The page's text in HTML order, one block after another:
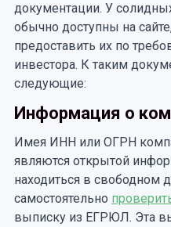
документации. У
обычно доступны на
предоставить их по
инвестора. К таким
следующие:
Информация о
Имея ИНН или ОГРН
являются открытой
находиться в свободном
самостоятельно
выписку из ЕГРЮЛ. Эта